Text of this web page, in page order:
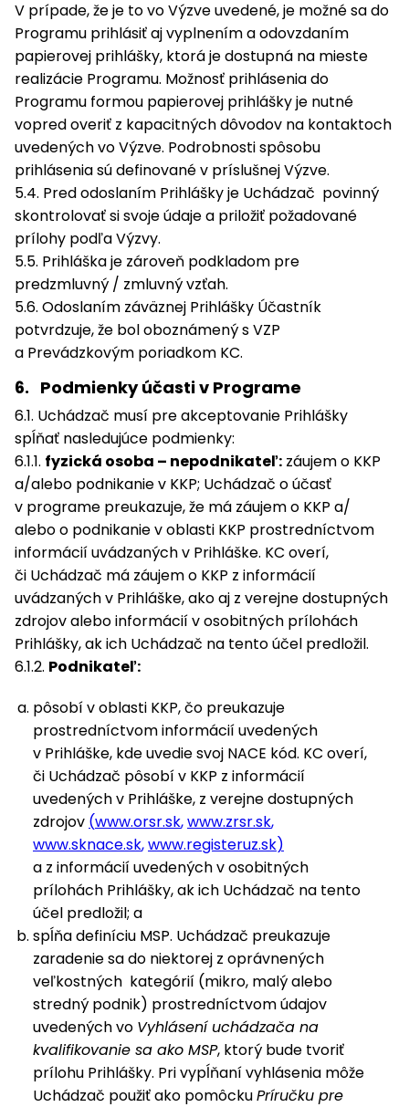
V prípade, že je to vo Výzve uvedené, je možné sa do
Programu prihlásiť aj vyplnením a odovzdaním
papierovej prihlášky, ktorá je dostupná na mieste
realizácie Programu. Možnosť prihlásenia do
Programu formou papierovej prihlášky je nutné
vopred overiť z kapacitných dôvodov na kontaktoch
uvedených vo Výzve. Podrobnosti spôsobu
prihlásenia sú definované v príslušnej Výzve.
5.4. Pred odoslaním Prihlášky je Uchádzač povinný
skontrolovať si svoje údaje a priložiť požadované
prílohy podľa Výzvy.
5.5. Prihláška je zároveň podkladom pre
predzmluvný / zmluvný vzťah.
5.6. Odoslaním záväznej Prihlášky Účastník
potvrdzuje, že bol oboznámený s VZP
a Prevádzkovým poriadkom KC.
6. Podmienky účasti v Programe
6.1. Uchádzač musí pre akceptovanie Prihlášky
spĺňať nasledujúce podmienky:
6.1.1. fyzická osoba – nepodnikateľ: záujem o KKP
a/alebo podnikanie v KKP; Uchádzač o účasť
v programe preukazuje, že má záujem o KKP a/
alebo o podnikanie v oblasti KKP prostredníctvom
informácií uvádzaných v Prihláške. KC overí,
či Uchádzač má záujem o KKP z informácií
uvádzaných v Prihláške, ako aj z verejne dostupných
zdrojov alebo informácií v osobitných prílohách
Prihlášky, ak ich Uchádzač na tento účel predložil.
6.1.2. Podnikateľ:
pôsobí v oblasti KKP, čo preukazuje
prostredníctvom informácií uvedených
v Prihláške, kde uvedie svoj NACE kód. KC overí,
či Uchádzač pôsobí v KKP z informácií
uvedených v Prihláške, z verejne dostupných
zdrojov (www.orsr.sk,www.zrsr.sk,
www.sknace.sk,www.registeruz.sk)
a z informácií uvedených v osobitných
prílohách Prihlášky, ak ich Uchádzač na tento
účel predložil; a
spĺňa definíciu MSP. Uchádzač preukazuje
zaradenie sa do niektorej z oprávnených
veľkostných kategórií (mikro, malý alebo
stredný podnik) prostredníctvom údajov
uvedených vo Vyhlásení uchádzača na
kvalifikovanie sa ako MSP, ktorý bude tvoriť
prílohu Prihlášky. Pri vypĺňaní vyhlásenia môže
Uchádzač použiť ako pomôckuPríručku pre